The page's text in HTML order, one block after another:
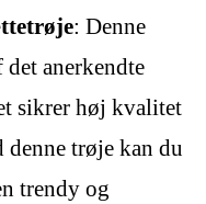
: Denne
anerkendte
sikrer høj kvalitet
trøje kan du
trendy og